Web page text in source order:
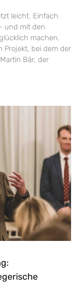
leicht. Einfach
und mit den
machen.
Projekt, bei dem der
Bär, der